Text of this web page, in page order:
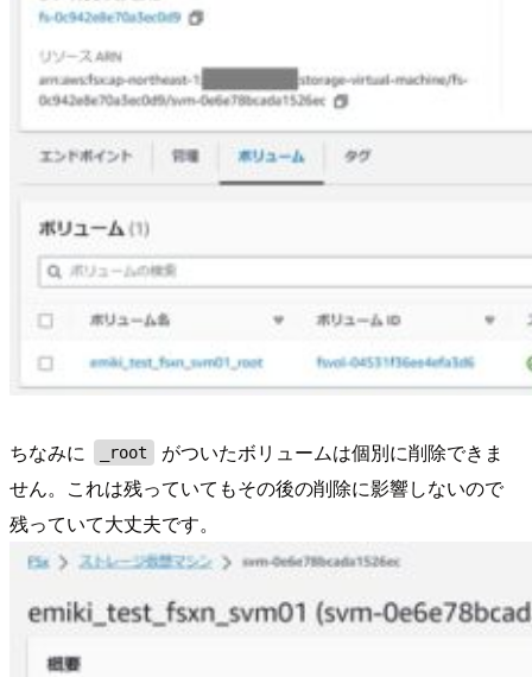
ちなみに _root
がついたボリュームは個別に削除できま
せん。これは残っていてもその後の削除に影響しないので
残っていて大丈夫です。